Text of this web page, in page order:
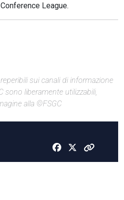
League.
sui canali di informazione
sono liberamente utilizzabili,
alla ©FSGC